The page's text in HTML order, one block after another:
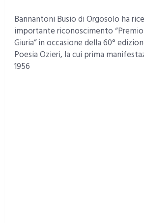
Bannantoni Busio di Orgosolo ha
importante riconoscimento
Giuria” in occasione della 60°
Poesia Ozieri, la cui prima
1956